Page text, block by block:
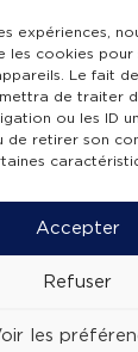
expériences,
les cookies
Le fait
de traiter
ou les ID
de retirer son
Accepter
Refuser
les
SUIVEZ-
légales-Accessibilité